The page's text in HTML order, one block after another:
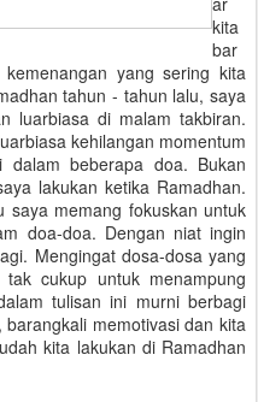
kita
bar
yang sering kita
tahun - tahun lalu, saya
luarbiasa di malam takbiran.
kehilangan momentum
beberapa doa. Bukan
lakukan ketika Ramadhan.
memang fokuskan untuk
doa-doa. Dengan niat ingin
Mengingat dosa-dosa yang
cukup untuk menampung
tulisan ini murni berbagi
memotivasi dan kita
kita lakukan di Ramadhan